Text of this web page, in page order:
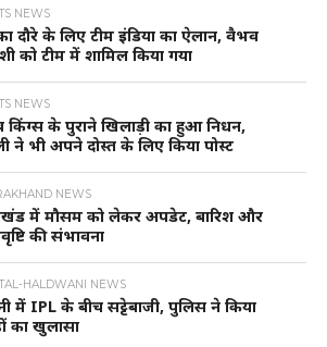
NEWS
दौरे के लिए टीम इंडिया का ऐलान, वैभव
को टीम में शामिल किया गया
NEWS
किंग्स के पुराने खिलाड़ी का हुआ निधन,
ने भी अपने दोस्त के लिए किया पोस्ट
NEWS
में मौसम को लेकर अपडेट, बारिश और
की संभावना
HALDWANI NEWS
में IPL के बीच सट्टेबाजी, पुलिस ने किया
का खुलासा